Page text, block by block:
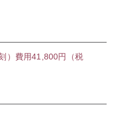
）費用41,800円（税